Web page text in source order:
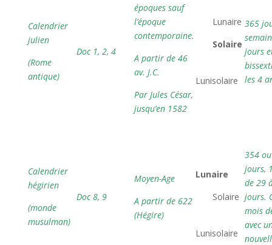
Calendrier
julien
(Rome
antique)
Doc 1, 2, 4
époques sauf
l’époque
contemporaine.
A partir de 46
av. J.C.
Par Jules César,
jusqu’en 1582
 Lunaire
Solaire
Lunisolaire
365
jours
les 4
Calendrier
hégirien
(monde
musulman)
Doc 8, 9
Moyen-Age
A partir de 622
(Hégire)
Lunaire
 Solaire
Lunisolaire
354
jours,
de 29
jours.
mois
avec